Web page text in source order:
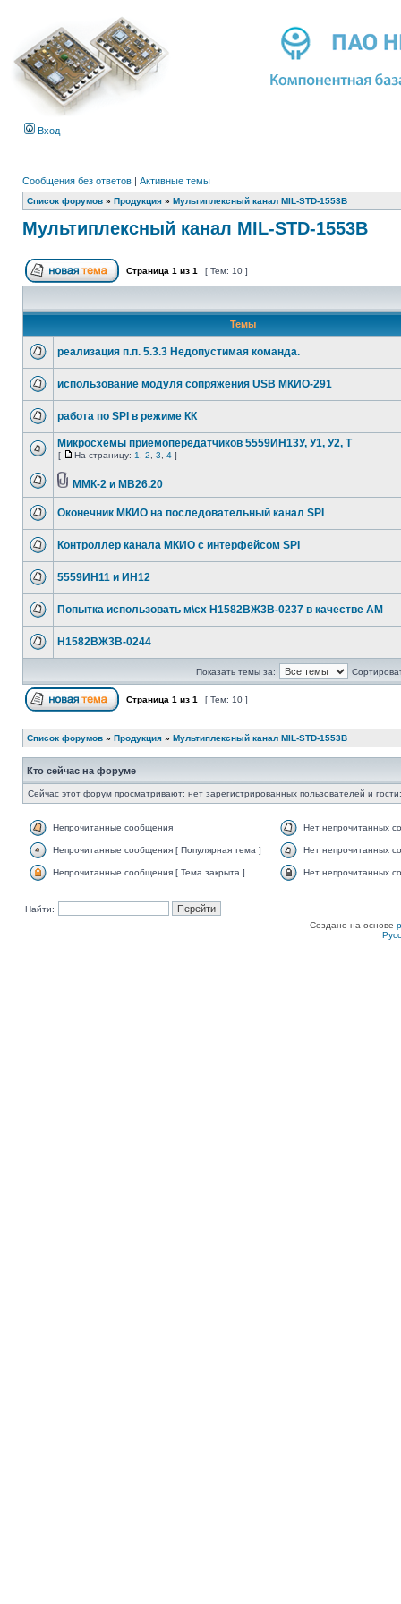
Вход
Сообщения без ответов | Активные темы
Список форумов » Продукция » Мультиплексный канал MIL-STD-1553B
Мультиплексный канал MIL-STD-1553B
Страница 1 из 1 [ Тем: 10 ]
Темы
реализация п.п. 5.3.3 Недопустимая команда.
использование модуля сопряжения USB МКИО-291
работа по SPI в режиме КК
Микросхемы приемопередатчиков 5559ИН13У, У1, У2, Т
[ На страницу: 1 2 3 4 ]
ММК-2 и МВ26.20
Оконечник МКИО на последовательный канал SPI
Контроллер канала МКИО с интерфейсом SPI
5559ИН11 и ИН12
Попытка использовать м\сх Н1582ВЖ3В-0237 в качестве AM
Н1582ВЖ3В-0244
Показать темы за:
Страница 1 из 1 [ Тем: 10 ]
Список форумов » Продукция » Мультиплексный канал MIL-STD-1553B
Кто сейчас на форуме
Сейчас этот форум просматривают: нет зарегистрированных пользователей и
Непрочитанные сообщения Нет непрочитанных
Непрочитанные сообщения [ Популярная тема ] Нет непрочитанных
Непрочитанные сообщения [ Тема закрыта ] Нет непрочитанных
Найти:
Создано на основе